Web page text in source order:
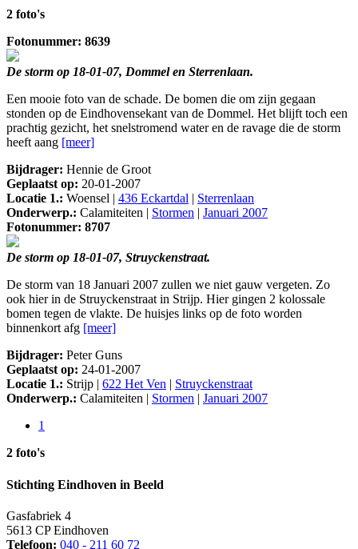
2 foto's
Fotonummer: 8639
De storm op 18-01-07, Dommel en Sterrenlaan.
Een mooie foto van de schade. De bomen die om zijn gegaan
stonden op de Eindhovensekant van de Dommel. Het blijft toch een
prachtig gezicht, het snelstromend water en de ravage die de storm
heeft aang [meer]
Bijdrager: Hennie de Groot
Geplaatst op: 20-01-2007
Locatie 1.: Woensel | 436 Eckartdal | Sterrenlaan
Onderwerp.: Calamiteiten | Stormen | Januari 2007
Fotonummer: 8707
De storm op 18-01-07, Struyckenstraat.
De storm van 18 Januari 2007 zullen we niet gauw vergeten. Zo
ook hier in de Struyckenstraat in Strijp. Hier gingen 2 kolossale
bomen tegen de vlakte. De huisjes links op de foto worden
binnenkort afg [meer]
Bijdrager: Peter Guns
Geplaatst op: 24-01-2007
Locatie 1.: Strijp | 622 Het Ven | Struyckenstraat
Onderwerp.: Calamiteiten | Stormen | Januari 2007
1
2 foto's
Stichting Eindhoven in Beeld
Gasfabriek 4
5613 CP Eindhoven
Telefoon: 040 - 211 60 72